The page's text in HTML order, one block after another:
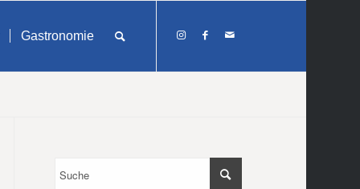
Gastronomie